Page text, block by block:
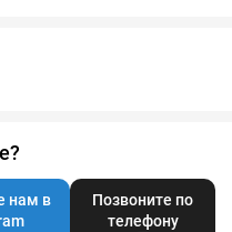
нам в
Позвоните по
телефону